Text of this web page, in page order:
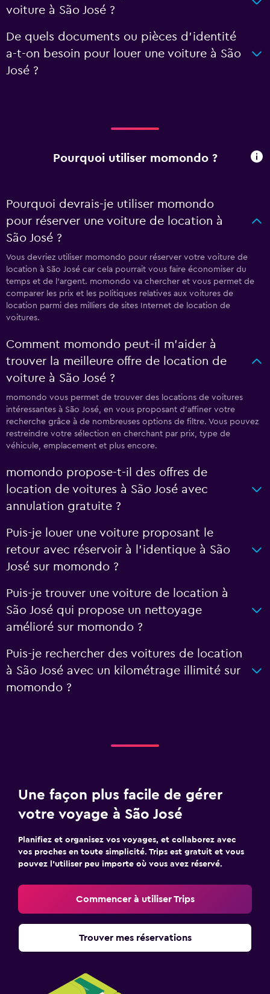
voiture à São José ?
De quels documents ou pièces d'identité
a-t-on besoin pour louer une voiture à São
José ?
Pourquoi utiliser momondo ?
Pourquoi devrais-je utiliser momondo
pour réserver une voiture de location à
São José ?
Vous devriez utiliser momondo pour réserver votre voiture de
location à São José car cela pourrait vous faire économiser du
temps et de l'argent. momondo va chercher et vous permet de
comparer les prix et les politiques relatives aux voitures de
location parmi des milliers de sites Internet de location de
voitures.
Comment momondo peut-il m’aider à
trouver la meilleure offre de location de
voiture à São José ?
momondo vous permet de trouver des locations de voitures
intéressantes à São José, en vous proposant d'affiner votre
recherche grâce à de nombreuses options de filtre. Vous pouvez
restreindre votre sélection en cherchant par prix, type de
véhicule, emplacement et plus encore.
momondo propose-t-il des offres de
location de voitures à São José avec
annulation gratuite ?
Puis-je louer une voiture proposant le
retour avec réservoir à l’identique à São
José sur momondo ?
Puis-je trouver une voiture de location à
São José qui propose un nettoyage
amélioré sur momondo ?
Puis-je rechercher des voitures de location
à São José avec un kilométrage illimité sur
momondo ?
Une façon plus facile de gérer
votre voyage à São José
Planifiez et organisez vos voyages, et collaborez avec
vos proches en toute simplicité. Trips est gratuit et vous
pouvez l’utiliser peu importe où vous avez réservé.
Commencer à utiliser Trips
Trouver mes réservations